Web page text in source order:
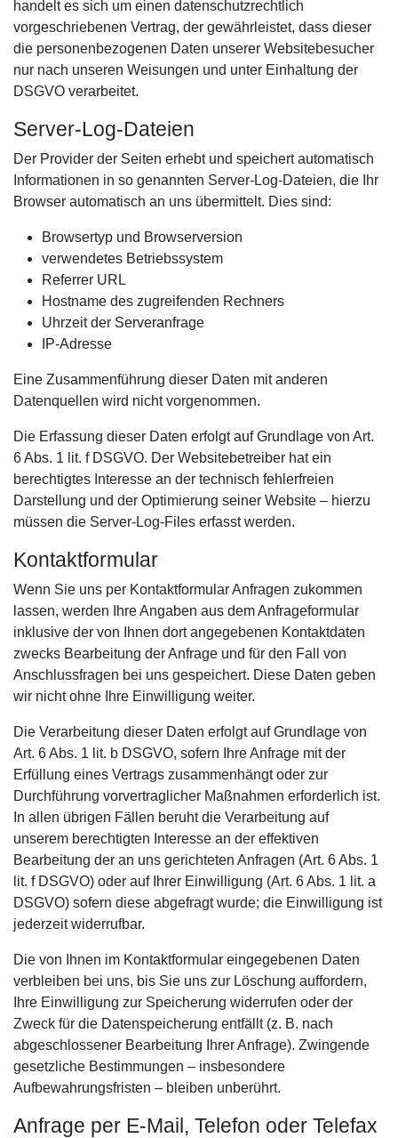
handelt es sich um einen datenschutzrechtlich
vorgeschriebenen Vertrag, der gewährleistet, dass dieser
die personenbezogenen Daten unserer Websitebesucher
nur nach unseren Weisungen und unter Einhaltung der
DSGVO verarbeitet.
Server-Log-Dateien
Der Provider der Seiten erhebt und speichert automatisch
Informationen in so genannten Server-Log-Dateien, die Ihr
Browser automatisch an uns übermittelt. Dies sind:
Browsertyp und Browserversion
verwendetes Betriebssystem
Referrer URL
Hostname des zugreifenden Rechners
Uhrzeit der Serveranfrage
IP-Adresse
Eine Zusammenführung dieser Daten mit anderen
Datenquellen wird nicht vorgenommen.
Die Erfassung dieser Daten erfolgt auf Grundlage von Art.
6 Abs. 1 lit. f DSGVO. Der Websitebetreiber hat ein
berechtigtes Interesse an der technisch fehlerfreien
Darstellung und der Optimierung seiner Website – hierzu
müssen die Server-Log-Files erfasst werden.
Kontaktformular
Wenn Sie uns per Kontaktformular Anfragen zukommen
lassen, werden Ihre Angaben aus dem Anfrageformular
inklusive der von Ihnen dort angegebenen Kontaktdaten
zwecks Bearbeitung der Anfrage und für den Fall von
Anschlussfragen bei uns gespeichert. Diese Daten geben
wir nicht ohne Ihre Einwilligung weiter.
Die Verarbeitung dieser Daten erfolgt auf Grundlage von
Art. 6 Abs. 1 lit. b DSGVO, sofern Ihre Anfrage mit der
Erfüllung eines Vertrags zusammenhängt oder zur
Durchführung vorvertraglicher Maßnahmen erforderlich ist.
In allen übrigen Fällen beruht die Verarbeitung auf
unserem berechtigten Interesse an der effektiven
Bearbeitung der an uns gerichteten Anfragen (Art. 6 Abs. 1
lit. f DSGVO) oder auf Ihrer Einwilligung (Art. 6 Abs. 1 lit. a
DSGVO) sofern diese abgefragt wurde; die Einwilligung ist
jederzeit widerrufbar.
Die von Ihnen im Kontaktformular eingegebenen Daten
verbleiben bei uns, bis Sie uns zur Löschung auffordern,
Ihre Einwilligung zur Speicherung widerrufen oder der
Zweck für die Datenspeicherung entfällt (z. B. nach
abgeschlossener Bearbeitung Ihrer Anfrage). Zwingende
gesetzliche Bestimmungen – insbesondere
Aufbewahrungsfristen – bleiben unberührt.
Anfrage per E-Mail, Telefon oder Telefax